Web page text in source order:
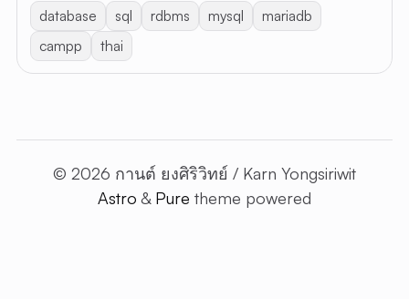
database sql rdbms mysql
mariadb
campp
thai
© 2026 กานต์ ยงศิริวิทย์ / Karn Yongsiriwit
Astro & Pure theme powered